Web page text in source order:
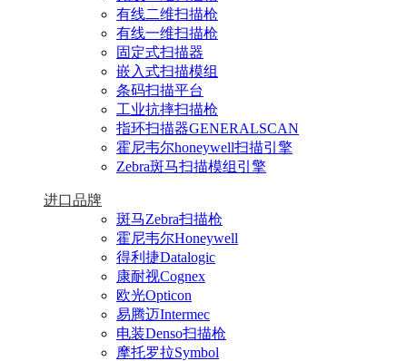
有线二维扫描枪
有线一维扫描枪
固定式扫描器
嵌入式扫描模组
条码扫描平台
工业抗摔扫描枪
指环扫描器GENERALSCAN
霍尼韦尔honeywell扫描引擎
Zebra斑马扫描模组引擎
进口品牌
斑马Zebra扫描枪
霍尼韦尔Honeywell
得利捷Datalogic
康耐视Cognex
欧光Opticon
易腾迈Intermec
电装Denso扫描枪
摩托罗拉Symbol